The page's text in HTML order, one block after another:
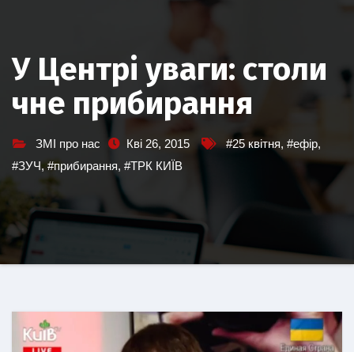
У Центрі уваги: столи
чне прибирання
ЗМІ про нас Кві 26, 2015 #25 квітня, #ефір,
#ЗУЧ,#прибирання, #ТРК КИЇВ